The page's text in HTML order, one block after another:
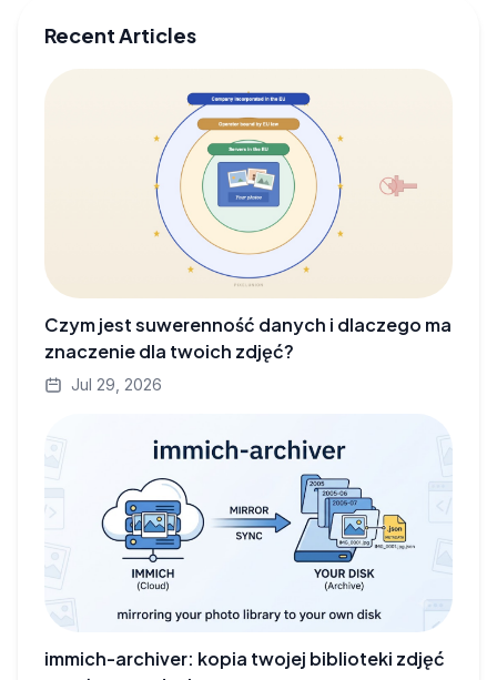
Recent Articles
Czym jest suwerenność danych i dlaczego ma
znaczenie dla twoich zdjęć?
Jul 29, 2026
immich-archiver: kopia twojej biblioteki zdjęć